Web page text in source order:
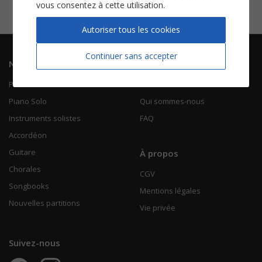
Navigation
Piano Chant
Piano Solo
Instruments solistes
Accordéon
Guitare
Chorales
Songbooks
Nouvelles partitions
Informations
Qui sommes-nous
FAQ
À propos
CGV
Mentions légales
Vie privée
Suivez-nous
vous consentez à cette utilisation.
Continuer sans accepter
Autoriser tous les cookies